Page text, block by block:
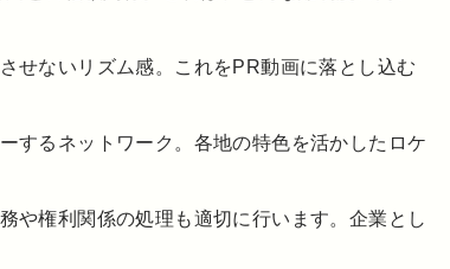
せないリズム感。これをPR動画に落とし込む
するネットワーク。各地の特色を活かしたロケ
や権利関係の処理も適切に行います。企業とし